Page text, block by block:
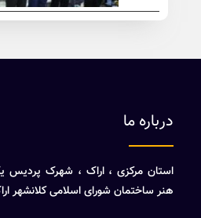
درباره ما
استان مرکزی ، اراک ، شهرک پردیس
هنر ساختمان شورای اسلامی کلانشهر